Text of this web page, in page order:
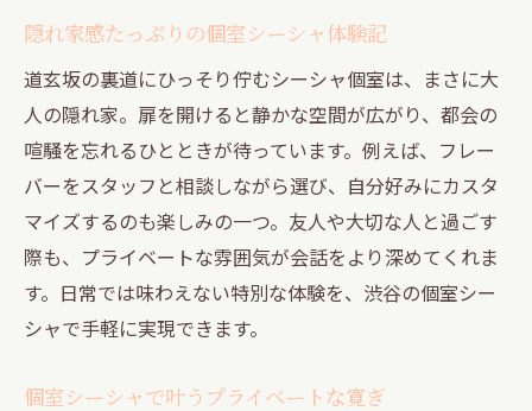
隠れ家感たっぷりの個室シーシャ体験記
道玄坂の裏道にひっそり佇むシーシャ個室は、まさに大
人の隠れ家。扉を開けると静かな空間が広がり、都会の
喧騒を忘れるひとときが待っています。例えば、フレー
バーをスタッフと相談しながら選び、自分好みにカスタ
マイズするのも楽しみの一つ。友人や大切な人と過ごす
際も、プライベートな雰囲気が会話をより深めてくれま
す。日常では味わえない特別な体験を、渋谷の個室シー
シャで手軽に実現できます。
個室シーシャで叶うプライベートな寛ぎ